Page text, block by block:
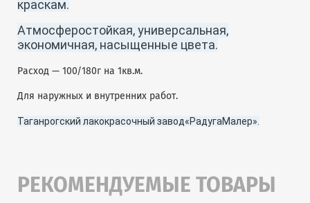
краскам.
Атмосферостойкая, универсальная,
экономичная, насыщенные цвета.
Расход — 100/180г на 1кв.м.
Для наружных и внутренних работ.
Таганрогский лакокрасочный завод«РадугаМалер».
РЕКОМЕНДУЕМЫЕ ТОВАРЫ